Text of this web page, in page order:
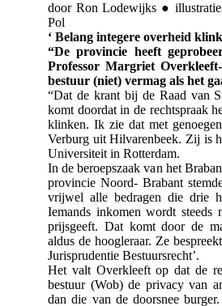
door Ron Lodewijks ●
Pol
‘ Belang integere overheid
“De provincie heeft
Professor Margriet
bestuur (niet) vermag als het
“Dat de krant bij de Raad van
komt doordat in de rechtspraak
klinken. Ik zie dat met
Ver­burg uit Hilvarenbeek. Zij is
Universiteit in Rotterdam.
In de beroepszaak van het
provincie Noord- Brabant
vrijwel alle bedragen die drie
Iemands inkomen wordt
prijsgeeft. Dat komt door de
aldus de hoogleraar. Ze
Ju­risprudentie Bestuursrecht’.
Het valt Overkleeft op dat de
bestuur (Wob) de privacy van
dan die van de doorsnee